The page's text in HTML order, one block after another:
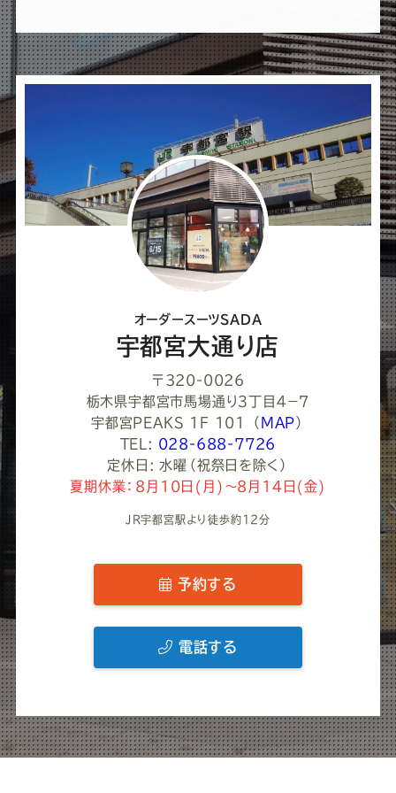
ば
シ
ア
し
て
く
だ
い
オーダースーツSADA
宇都宮大通り店
〒320-0026
栃木県宇都宮市馬場通り３丁目４−７
宇都宮PEAKS 1F 101
（ MAP ）
TEL: 028-688-7726
定休日: 水曜（祝祭日を除く）
夏期休業：8月10日(月)～8月14日(金)
JR宇都宮駅より徒歩約12分
予約する
電話する